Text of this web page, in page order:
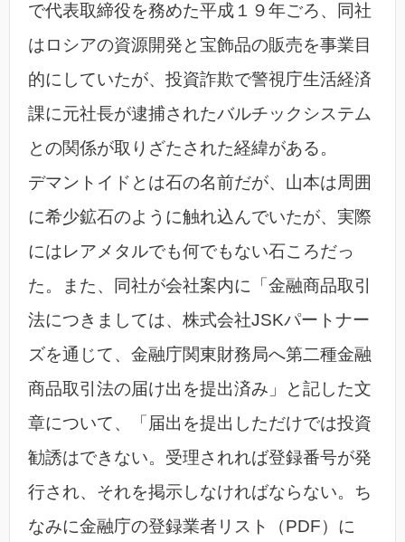
で代表取締役を務めた平成１９年ごろ、同社
はロシアの資源開発と宝飾品の販売を事業目
的にしていたが、投資詐欺で警視庁生活経済
課に元社長が逮捕されたバルチックシステム
との関係が取りざたされた経緯がある。
デマントイドとは石の名前だが、山本は周囲
に希少鉱石のように触れ込んでいたが、実際
にはレアメタルでも何でもない石ころだっ
た。また、同社が会社案内に「金融商品取引
法につきましては、株式会社JSKパートナー
ズを通じて、金融庁関東財務局へ第二種金融
商品取引法の届け出を提出済み」と記した文
章について、「届出を提出しただけでは投資
勧誘はできない。受理されれば登録番号が発
行され、それを掲示しなければならない。ち
なみに金融庁の登録業者リスト（PDF）に